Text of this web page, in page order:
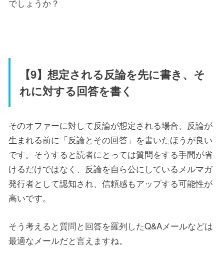
でしょうか？
【9】想定される反論を先に書き、そ
れに対する回答を書く
そのオファーに対して反論が想定される場合、反論が
生まれる前に「反論とその回答」を書いたほうが良い
です。そうすると読者にとっては質問をする手間が省
けるだけではなく、反論を自ら公にしているメルマガ
発行者として認知され、信頼感もアップする可能性が
高いです。
そう考えると質問と回答を羅列したQ&Aメールなどは
最適なメールだと言えますね。